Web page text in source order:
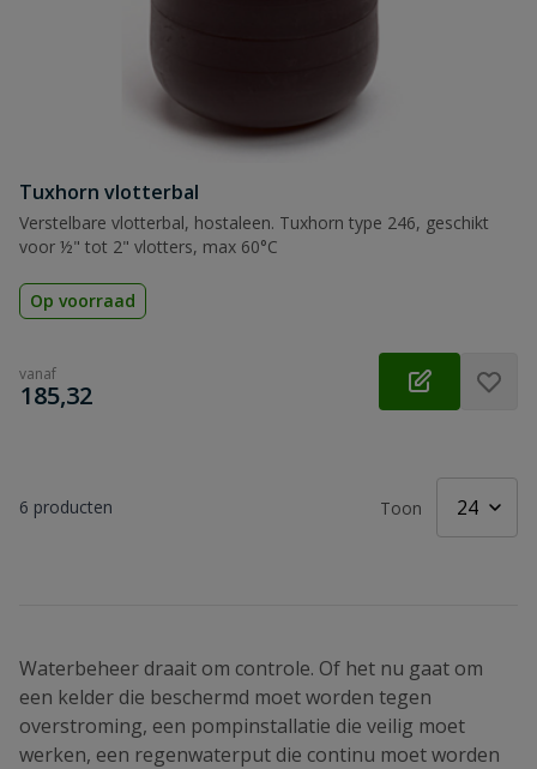
Tuxhorn vlotterbal
Verstelbare vlotterbal, hostaleen. Tuxhorn type 246, geschikt
voor ½" tot 2" vlotters, max 60°C
Op voorraad
vanaf
€
185,32
6 producten Toon
Waterbeheer draait om controle. Of het nu gaat om
een kelder die beschermd moet worden tegen
overstroming, een pompinstallatie die veilig moet
werken, een regenwaterput die continu moet worden